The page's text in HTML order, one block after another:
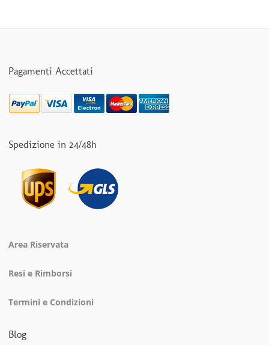
Pagamenti Accettati
Spedizione in 24/48h
Area Riservata
Resi e Rimborsi
Termini e Condizioni
Blog